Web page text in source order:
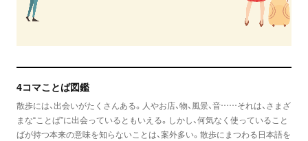
4コマことば図鑑
散歩には、出会いがたくさんある。人やお店、物、風景、音……それは、さまざ
まな“ことば”に出会っているともいえる。しかし、何気なく使っていること
ばが持つ本来の意味を知らないことは、案外多い。散歩にまつわる日本語を